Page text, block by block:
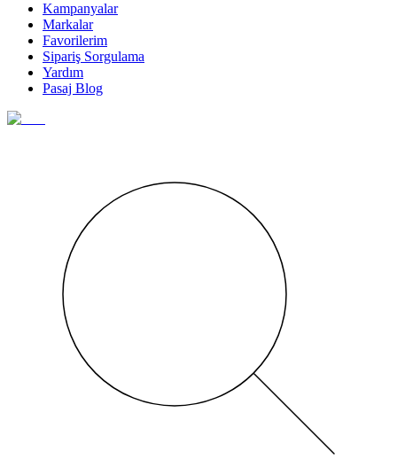
Kampanyalar
Markalar
Favorilerim
Sipariş Sorgulama
Yardım
Pasaj Blog